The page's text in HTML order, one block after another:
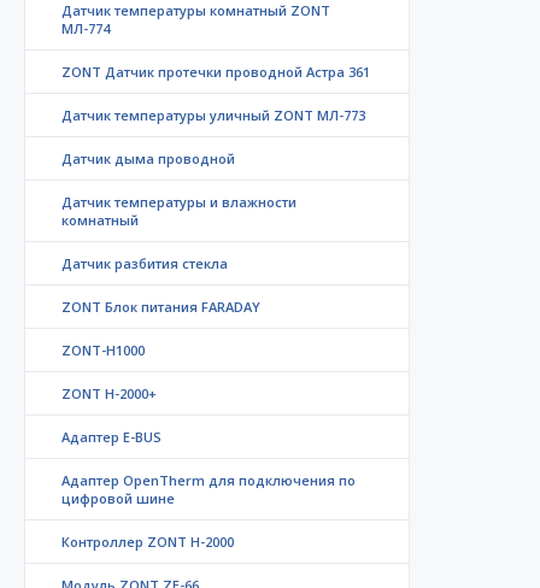
Датчик температуры комнатный ZONT
МЛ-774
ZONT Датчик протечки проводной Астра 361
Датчик температуры уличный ZONT МЛ-773
Датчик дыма проводной
Датчик температуры и влажности
комнатный
Датчик разбития стекла
ZONT Блок питания FARADAY
ZONT-H1000
ZONT H-2000+
Адаптер E-BUS
Адаптер OpenTherm для подключения по
цифровой шине
Контроллер ZONT H-2000